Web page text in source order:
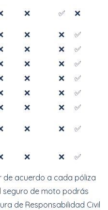
❌ ✅ ❌
❌ ❌
✅
❌ ❌
✅
❌ ❌
✅
❌ ❌
✅
❌ ❌
✅
❌ ❌
✅
❌ ❌ ✅
❌ ❌ ✅
de acuerdo a cada póliza
seguro de moto podrás
de Responsabilidad Civil